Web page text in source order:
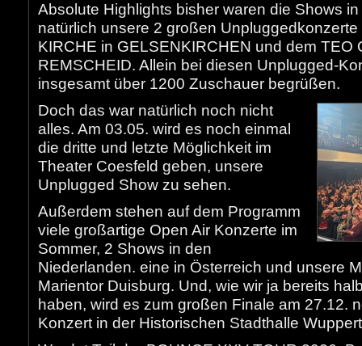
Absolute Highlights bisher waren die Shows
natürlich unsere 2 großen
KIRCHE in GELSENKIRCHEN und dem TEO
REMSCHEID. Allein bei diesen Unplugged-
insgesamt über 1200 Zuschauer begrüßen.
Doch das war natürlich noch nicht
alles. Am 03.05. wird es noch einmal
die dritte und letzte Möglichkeit im
Theater Coesfeld geben, unsere
Unplugged Show zu sehen.
Außerdem stehen auf dem Programm
viele großartige Open Air Konzerte im
Sommer, 2 Shows in den
Niederlanden. eine in Österreich und unsere
Marientor Duisburg. Und, wie wir ja bereits
haben, wird es zum großen Finale am 27.12.
Konzert in der Historischen Stadthalle